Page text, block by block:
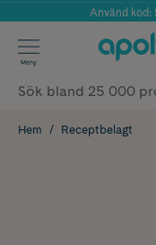
Årets
Använd kod:
Meny
Hem Receptbelagt